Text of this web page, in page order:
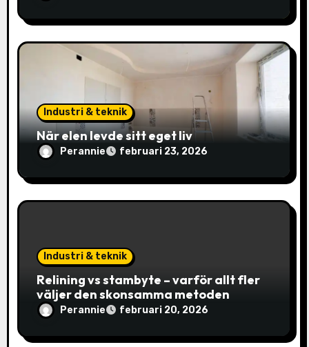
g
Industri & teknik
När elen levde sitt eget liv
Perannie februari 23, 2026
Industri & teknik
Relining vs stambyte – varför allt fler
väljer den skonsamma metoden
Perannie februari 20, 2026